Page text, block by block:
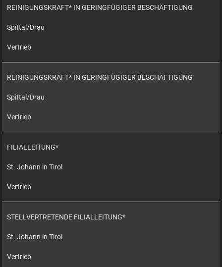
REINIGUNGSKRAFT* IN GERINGFÜGIGER BESCHÄFTIGUNG
Spittal/Drau
Vertrieb
REINIGUNGSKRAFT* IN GERINGFÜGIGER BESCHÄFTIGUNG
Spittal/Drau
Vertrieb
FILIALLEITUNG*
St. Johann in Tirol
Vertrieb
STELLVERTRETENDE FILIALLEITUNG*
St. Johann in Tirol
Vertrieb